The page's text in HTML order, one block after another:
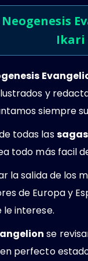
Ikari
y
siempre
todas las
todo más facil
la salida de los
de Europa y
le interese.
se
perfecto